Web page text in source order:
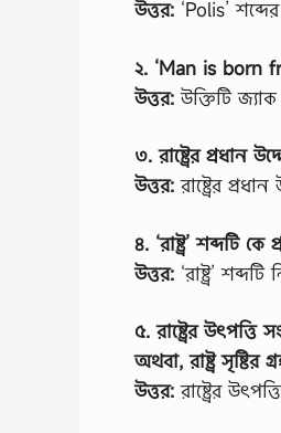
উত্তর: ‘Polis’
২. ‘Man is born
উত্তর: উক্তিটি
৩. রাষ্ট্রের প্রধান
উত্তর: রাষ্ট্রের
৪. ‘রাষ্ট্র’ শব্দটি
উত্তর: ‘রাষ্ট্র’
৫. রাষ্ট্রের উৎপত্তি
অথবা, রাষ্ট্র
উত্তর: রাষ্ট্রের